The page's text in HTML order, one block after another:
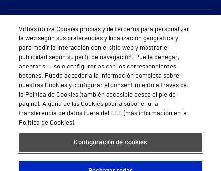
Sobre Vithas
Quiénes somos
Trabajar en Vithas
Teléfono Cita Médica
Teléfono Atención al Cliente
Política de seguridad y salud en el trabajo
Conoce a Supervita
Vithas utiliza Cookies propias y de terceros para personalizar
la web según sus preferencias y localización geográfica y
para medir la interacción con el sitio web y mostrarle
publicidad según su perfil de navegación. Puede denegar,
aceptar su uso o configurarlas con los correspondientes
botones. Puede acceder a la información completa sobre
nuestras Cookies y configurar el consentimiento a través de
la Política de Cookies (también accesible desde el pie de
página). Alguna de las Cookies podría suponer una
transferencia de datos fuera del EEE (más información en la
Política de Cookies).
Configuración de cookies